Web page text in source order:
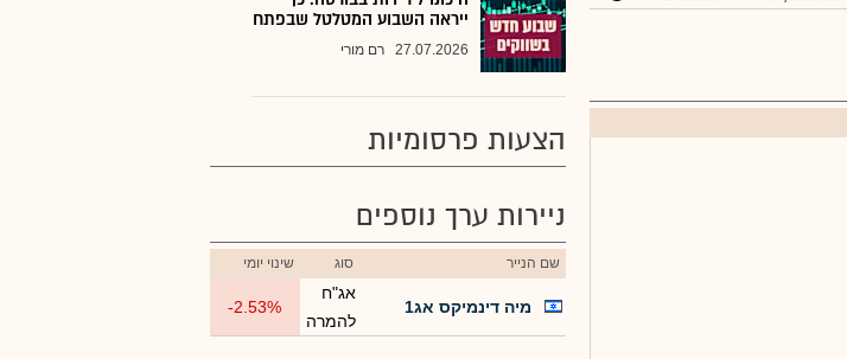
ייראה השבוע המטלטל שבפתח
27.07.2026 רם מורי
הצעות פרסומיות
ניירות ערך נוספים
שם הנייר סוג שינוי יומי
מיה דינמיקס אג1
אג"ח
להמרה
-2.53%